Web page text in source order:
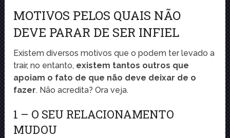
MOTIVOS PELOS QUAIS NÃO
DEVE PARAR DE SER INFIEL
Existem diversos motivos que o podem ter levado a
trair, no entanto, existem tantos outros que
apoiam o fato de que não deve deixar de o
fazer. Não acredita? Ora veja.
1 – O SEU RELACIONAMENTO
MUDOU